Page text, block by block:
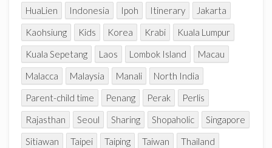
HuaLien
Indonesia Ipoh Itinerary
Jakarta
Kaohsiung
Kids Korea Krabi
Kuala Lumpur
Kuala Sepetang
Laos Lombok Island
Macau
Malacca
Malaysia Manali
North India
Parent-child time
Penang Perak
Perlis
Rajasthan
Seoul Sharing Shopaholic
Singapore
Sitiawan
Taipei Taiping Taiwan
Thailand